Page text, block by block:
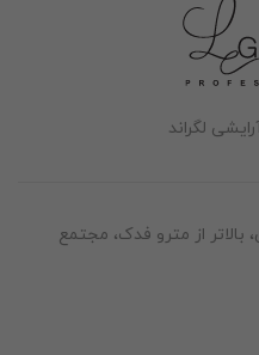
لگراند
از مترو فدک، مجتمع